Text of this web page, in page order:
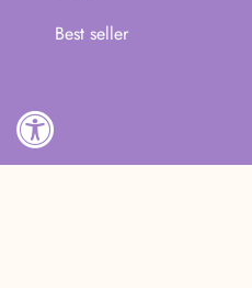
Best seller